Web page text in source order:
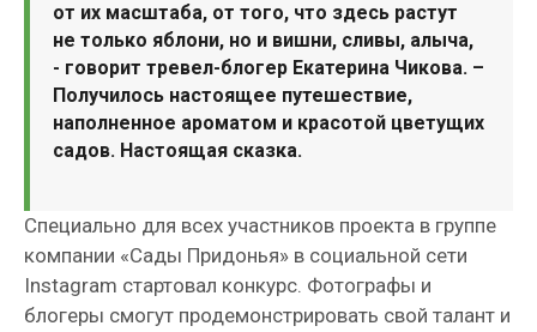
от их масштаба, от того, что здесь растут
не только яблони, но и вишни, сливы, алыча,
- говорит тревел-блогер Екатерина Чикова. –
Получилось настоящее путешествие,
наполненное ароматом и красотой цветущих
садов. Настоящая сказка.
Специально для всех участников проекта в группе
компании «Сады Придонья» в социальной сети
Instagram стартовал конкурс. Фотографы и
блогеры смогут продемонстрировать свой талант и